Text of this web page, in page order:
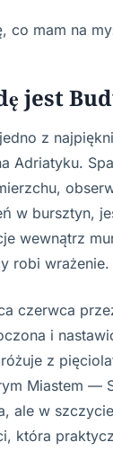
co mam na
jest
z
Adriatyku.
w bursztyn,
wewnątrz
robi wrażenie.
czerwca
i
z
Miastem —
ale w
która